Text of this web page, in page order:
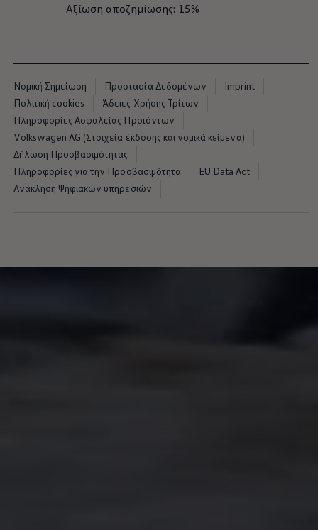
Αξίωση αποζημίωσης: 15%
Νομική Σημείωση Προστασία Δεδομένων
Imprint
Πολιτική cookies
Άδειες Χρήσης Τρίτων
Πληροφορίες Ασφαλείας Προϊόντων
Volkswagen AG (Στοιχεία έκδοσης και νομικά κείμενα)
Δήλωση Προσβασιμότητας
Πληροφορίες για την Προσβασιμότητα
EU Data Act
Ανάκληση Ψηφιακών υπηρεσιών